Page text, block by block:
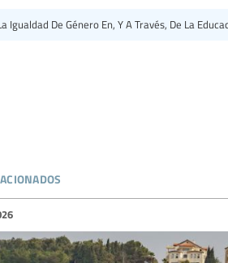
Igualdad De Género En, Y A Través, De La